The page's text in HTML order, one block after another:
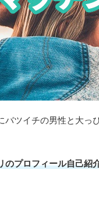
バツイチの男性と大っ
のプロフィール自己紹